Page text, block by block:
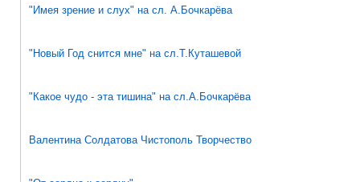
"Имея зрение и слух" на сл. А.Бочкарёва
"Новый Год снится мне" на сл.Т.Куташевой
"Какое чудо - эта тишина" на сл.А.Бочкарёва
Валентина Солдатова Чистополь Творчество